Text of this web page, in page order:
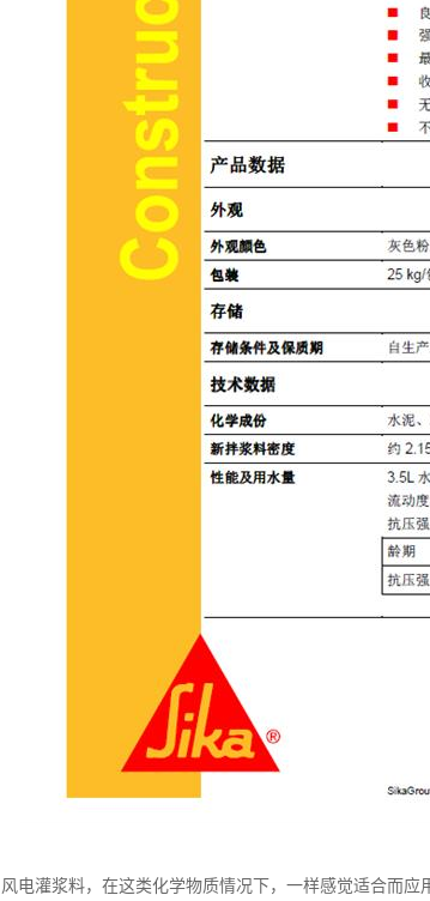
风电灌浆料，在这类化学物质情况下，一样感觉适合而